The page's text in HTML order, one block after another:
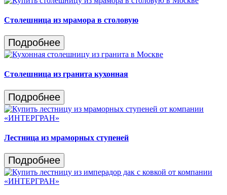
Столешница из мрамора в столовую
Подробнее
Столешница из гранита кухонная
Подробнее
Лестница из мраморных ступеней
Подробнее